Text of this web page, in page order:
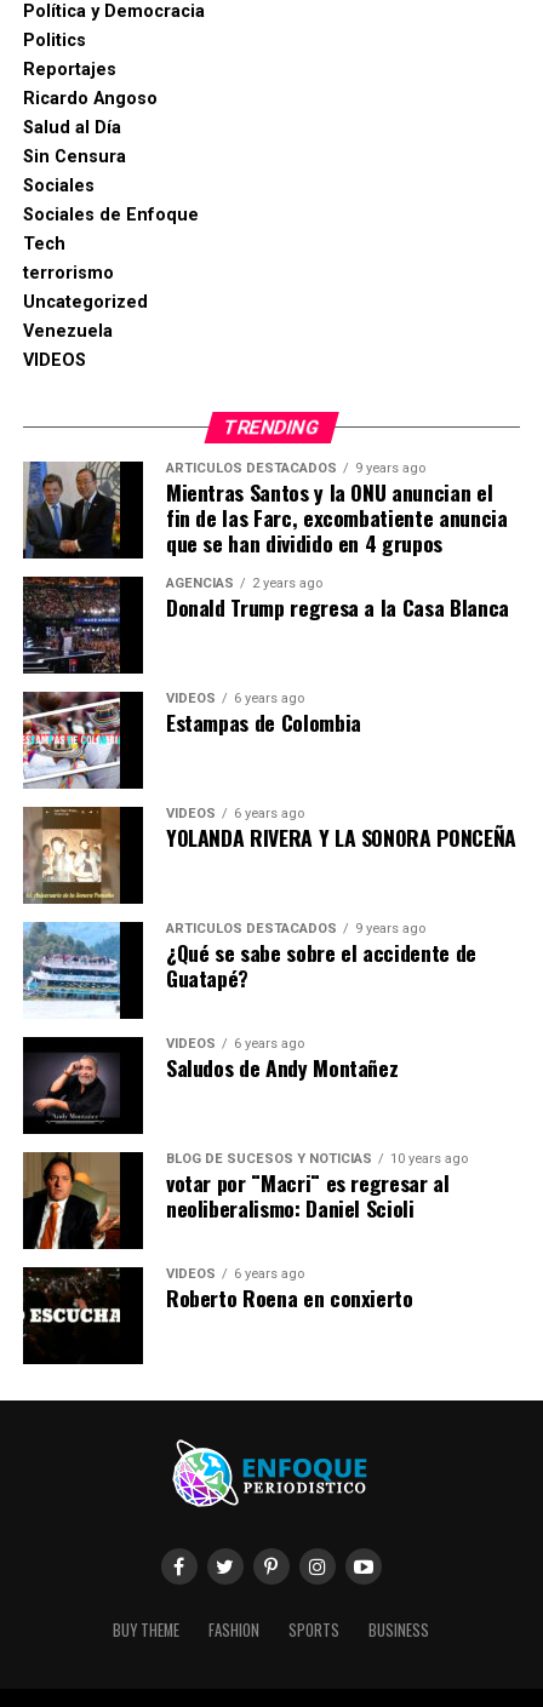
Política y Democracia
Politics
Reportajes
Ricardo Angoso
Salud al Día
Sin Censura
Sociales
Sociales de Enfoque
Tech
terrorismo
Uncategorized
Venezuela
VIDEOS
TRENDING
ARTICULOS DESTACADOS 9 years ago
Mientras Santos y la ONU anuncian el
fin de las Farc, excombatiente anuncia
que se han dividido en 4 grupos
AGENCIAS 2 years ago
Donald Trump regresa a la Casa Blanca
VIDEOS 6 years ago
Estampas de Colombia
VIDEOS 6 years ago
YOLANDA RIVERA Y LA SONORA PONCEÑA
ARTICULOS DESTACADOS 9 years ago
¿Qué se sabe sobre el accidente de
Guatapé?
VIDEOS 6 years ago
Saludos de Andy Montañez
BLOG DE SUCESOS Y NOTICIAS 10 years ago
votar por ¨Macri¨ es regresar al
neoliberalismo: Daniel Scioli
VIDEOS 6 years ago
Roberto Roena en conxierto
BUY THEME FASHION SPORTS BUSINESS